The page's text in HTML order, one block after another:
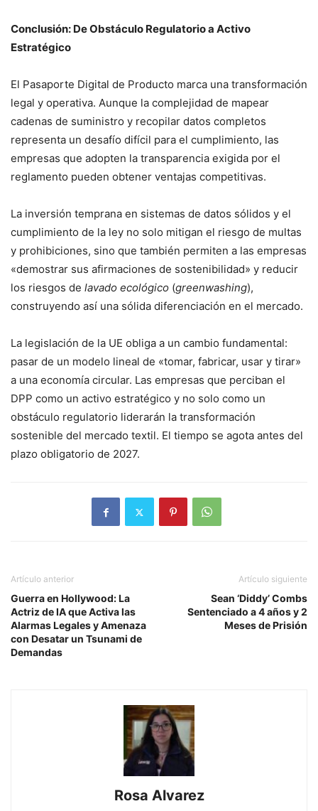
Conclusión: De Obstáculo Regulatorio a Activo
Estratégico
El Pasaporte Digital de Producto marca una transformación
legal y operativa. Aunque la complejidad de mapear
cadenas de suministro y recopilar datos completos
representa un desafío difícil para el cumplimiento, las
empresas que adopten la transparencia exigida por el
reglamento pueden obtener ventajas competitivas.
La inversión temprana en sistemas de datos sólidos y el
cumplimiento de la ley no solo mitigan el riesgo de multas
y prohibiciones, sino que también permiten a las empresas
«demostrar sus afirmaciones de sostenibilidad» y reducir
los riesgos de lavado ecológico (greenwashing),
construyendo así una sólida diferenciación en el mercado.
La legislación de la UE obliga a un cambio fundamental:
pasar de un modelo lineal de «tomar, fabricar, usar y tirar»
a una economía circular. Las empresas que perciban el
DPP como un activo estratégico y no solo como un
obstáculo regulatorio liderarán la transformación
sostenible del mercado textil. El tiempo se agota antes del
plazo obligatorio de 2027.
Artículo anterior
Guerra en Hollywood: La
Actriz de IA que Activa las
Alarmas Legales y Amenaza
con Desatar un Tsunami de
Demandas
Artículo siguiente
Sean ‘Diddy’ Combs
Sentenciado a 4 años y 2
Meses de Prisión
Rosa Alvarez